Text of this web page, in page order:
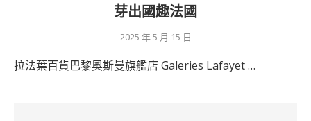
芽出國趣法國
2025 年 5 月 15 日
拉法葉百貨巴黎奧斯曼旗艦店 Galeries Lafayet …